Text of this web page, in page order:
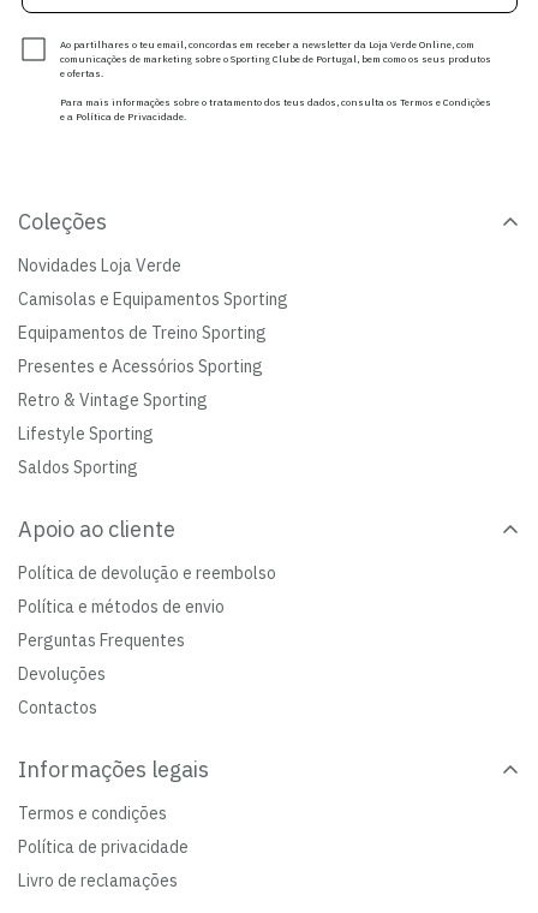
Ao partilhares o teu email, concordas em receber a newsletter da Loja Verde Online, com
comunicações de marketing sobre o Sporting Clube de Portugal, bem como os seus produtos
e ofertas.
Para mais informações sobre o tratamento dos teus dados, consulta os Termos e Condições
e a Política de Privacidade.
Coleções
Novidades Loja Verde
Camisolas e Equipamentos Sporting
Equipamentos de Treino Sporting
Presentes e Acessórios Sporting
Retro & Vintage Sporting
Lifestyle Sporting
Saldos Sporting
Apoio ao cliente
Política de devolução e reembolso
Política e métodos de envio
Perguntas Frequentes
Devoluções
Contactos
Informações legais
Termos e condições
Política de privacidade
Livro de reclamações